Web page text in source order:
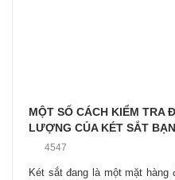
MỘT SỐ CÁCH KIỂM TRA
LƯỢNG CỦA KÉT SẮT
4547
Két sắt đang là một mặt